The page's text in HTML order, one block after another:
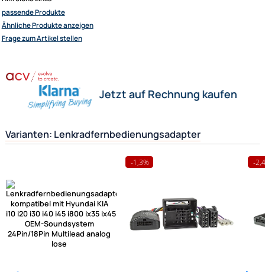
Fernbedienungsanschluss hat, damit das Interface dort angeschlossen
werden kann.
Der abgebildete Fahrzeugspezifische Stecker ist nat�rlich auch ein
wichtiges Kriterium und sollte mit dem in Ihrem Fahrzeug
Herstellerinformationen
passende Produkte
Ähnliche Produkte anzeigen
Frage zum Artikel stellen